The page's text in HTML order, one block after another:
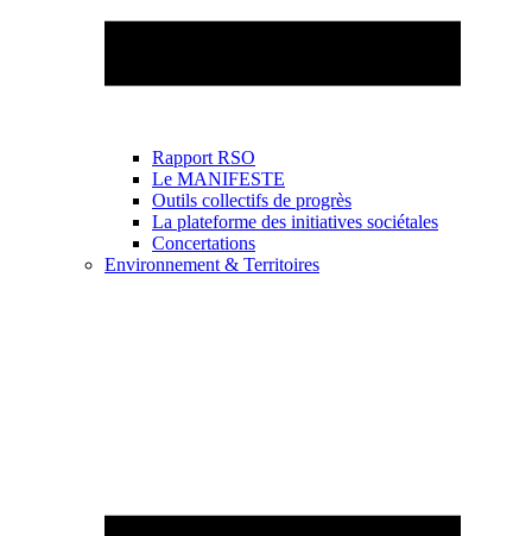
Rapport RSO
Le MANIFESTE
Outils collectifs de progrès
La plateforme des initiatives sociétales
Concertations
Environnement & Territoires